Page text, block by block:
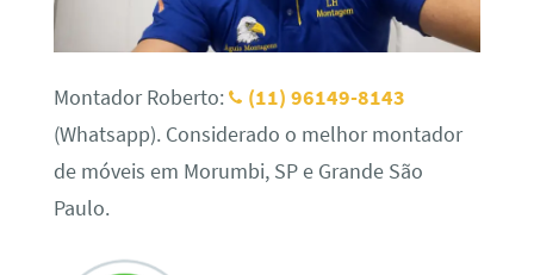
Montador Roberto:
(11) 96149-8143
(Whatsapp). Considerado o melhor montador
de móveis em Morumbi, SP e Grande São
Paulo.